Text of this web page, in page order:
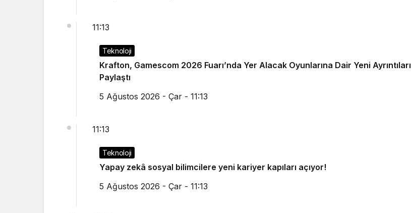
11:13
Teknoloji
Krafton, Gamescom 2026 Fuarı’nda Yer Alacak Oyunlarına Dair Yeni Ayrıntıları
Paylaştı
5 Ağustos 2026 - Çar - 11:13
11:13
Teknoloji
Yapay zekâ sosyal bilimcilere yeni kariyer kapıları açıyor!
5 Ağustos 2026 - Çar - 11:13